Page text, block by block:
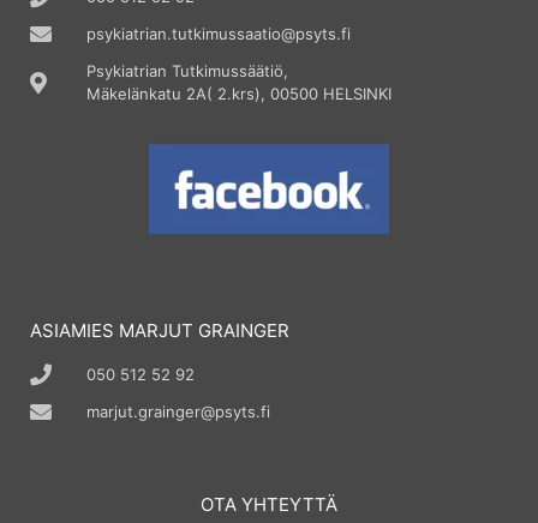
psykiatrian.tutkimussaatio@psyts.fi
Psykiatrian Tutkimussäätiö,
Mäkelänkatu 2A( 2.krs), 00500 HELSINKI
ASIAMIES MARJUT GRAINGER
050 512 52 92
marjut.grainger@psyts.fi
OTA YHTEYTTÄ